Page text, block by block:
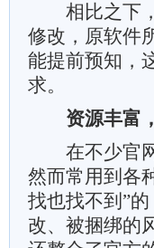
相比之下，
修改，原软件
能提前预知，
求。
资源丰富，
在不少官网
然而常用到各
找也找不到”
改、被捆绑的